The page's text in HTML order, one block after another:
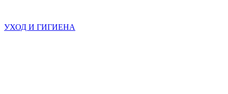
УХОД И ГИГИЕНА